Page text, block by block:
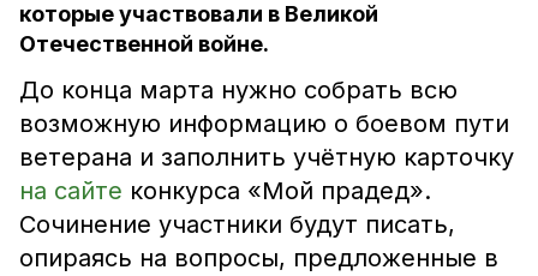
которые участвовали в Великой
Отечественной войне.
До конца марта нужно собрать всю
возможную информацию о боевом пути
ветерана и заполнить учётную карточку
на сайте конкурса «Мой прадед».
Сочинение участники будут писать,
опираясь на вопросы, предложенные в